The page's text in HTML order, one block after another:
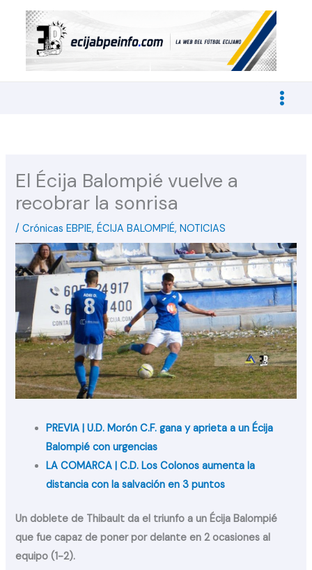
contenido
El Écija Balompié vuelve a
recobrar la sonrisa
/Crónicas EBPIE,ÉCIJA BALOMPIÉ,NOTICIAS
PREVIA | U.D. Morón C.F. gana y aprieta a un Écija
Balompié con urgencias
LA COMARCA | C.D. Los Colonos aumenta la
distancia con la salvación en 3 puntos
Un doblete de Thibault da el triunfo a un Écija Balompié
que fue capaz de poner por delante en 2 ocasiones al
equipo (1-2).